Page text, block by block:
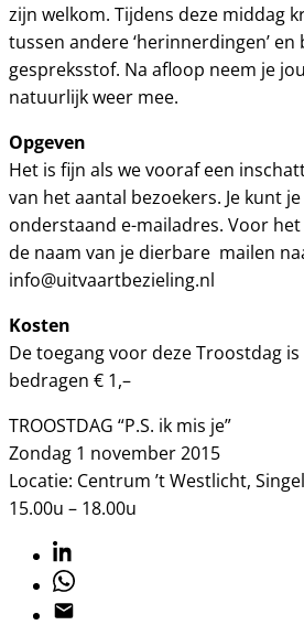
zijn welkom. Tijdens deze middag
tussen andere ‘herinnerdingen’ en
gespreksstof. Na afloop neem je
natuurlijk weer mee.
Opgeven
Het is fijn als we vooraf een
van het aantal bezoekers. Je kunt
onderstaand e-mailadres. Voor het
de naam van je dierbare mailen
info@uitvaartbezieling.nl
Kosten
De toegang voor deze Troostdag is
bedragen € 1,–
TROOSTDAG “P.S. ik mis je”
Zondag 1 november 2015
Locatie: Centrum ’t Westlicht,
15.00u – 18.00u
Linkedin
Whatsapp
Email